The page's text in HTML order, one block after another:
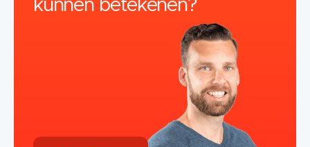
kunnen betekenen?